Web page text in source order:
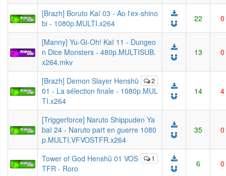
[Brazh] Boruto Kaï 03 - Ao l'ex-shino
bi - 1080p.MULTI.x264
22 0
[Manny] Yu-Gi-Oh! Kaï 11 - Dungeo
n Dice Monsters - 480p.MULTISUB.
x264.mkv
13 0
2
[Brazh] Demon Slayer Henshū
01 - La sélection finale - 1080p.MUL
TI.x264
14 4
[Triggerforce] Naruto Shippuden Ya
baï 24 - Naruto part en guerre 1080
p.MULTI.VFVOSTFR.x264
35 0
1
Tower of God Henshû 01 VOS
TFR - Roro
6 0